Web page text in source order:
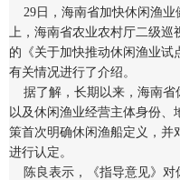
29日，海南省加快休闲渔业
上，海南省农业农村厅二级巡
的《关于加快推动休闲渔业试
有关情况进行了介绍。
据了解，长期以来，海南省
以及休闲渔业经营主体身份
策首次明确休闲渔船定义，并
进行认定。
陈良表示，《指导意见》对